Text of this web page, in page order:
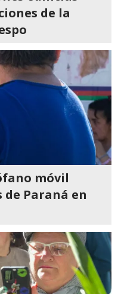
de la
móvil
Paraná en